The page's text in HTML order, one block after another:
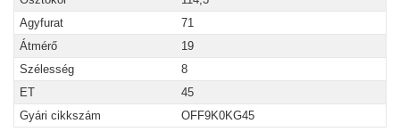
Agyfurat
71
Átmérő
19
Szélesség
8
ET
45
Gyári cikkszám
OFF9K0KG45